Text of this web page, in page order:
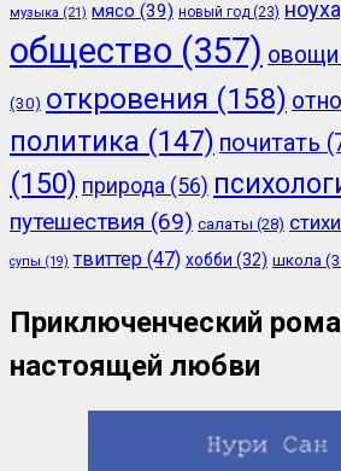
музыка (21) мясо (39) новый год (23)
общество (357) овощи
(30) откровения (158)
политика (147) почитать
(150) природа (56)
путешествия (69) салаты (28) стихи
супы (19) твиттер (47) хобби (32) школа
Приключенческий
настоящей любви